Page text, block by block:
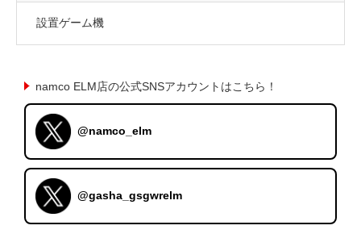
設置ゲーム機
namco ELM店の公式SNSアカウントはこちら！
@namco_elm
@gasha_gsgwrelm